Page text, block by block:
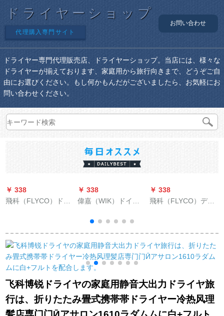
ドライヤーショップ
代理購入専門サイト
お問い合わせ
ドライヤー専門代理販売店、ドライヤーショップ。当店には、様々な
ドライヤーが揃えております、家庭用から旅行向きまで、どうぞご自
由にお選びください。もし何かもんだがございましたら、お気軽にお
問い合わせください。
￥ 338
飛科（FLYCO）ドラ
りたみみ式大出力ド
ライヤ2000 W魅力紫
＋エバーデット
￥ 338
偉嘉（WIK）ドイツ
タ家庭用ドライヤー
5012 STA 2無電源プ
リ/隠し電源
￥ 338
飛科（FLYCO）デラ
用大電力ドライヤー
2200 W FH 6105極光
黒＋エアパッド
飞科博锐ドライヤの家庭用静音大出力ドライヤ旅
行は、折りたたみ畳式携帯帯ドライヤー冷热风理